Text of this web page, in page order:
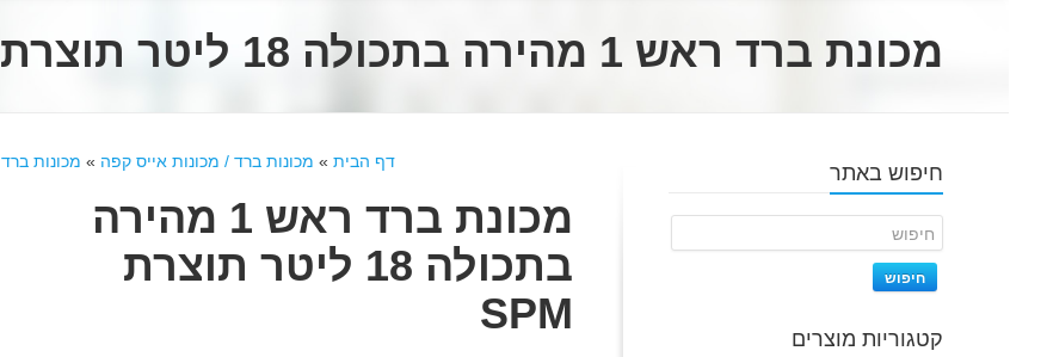
מכונת ברד ראש 1 מהירה בתכולה 18 ליטר תוצרת SPM
דף הבית » מכונות ברד / מכונות אייס קפה » מכונות ברד S.P.M
מכונת ברד ראש 1 מהירה
בתכולה 18 ליטר תוצרת
SPM
חיפוש באתר
חיפוש
קטגוריות מוצרים